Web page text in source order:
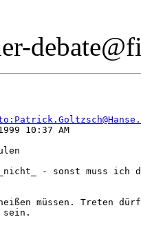
10:37 AM
- sonst muss ich
müssen. Treten
sein.